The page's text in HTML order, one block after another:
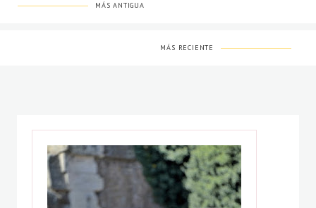
MÁS ANTIGUA
MÁS RECIENTE